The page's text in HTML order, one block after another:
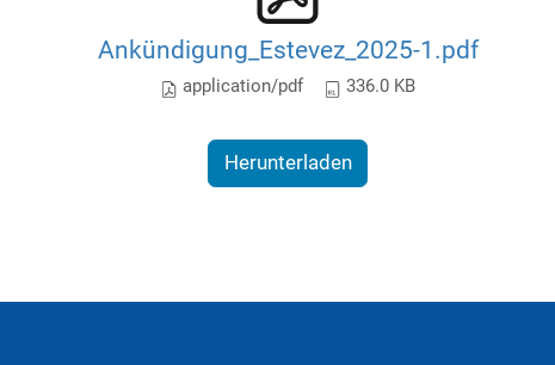
Ankündigung_Estevez_2025-1.pdf
application/pdf 336.0 KB
Herunterladen